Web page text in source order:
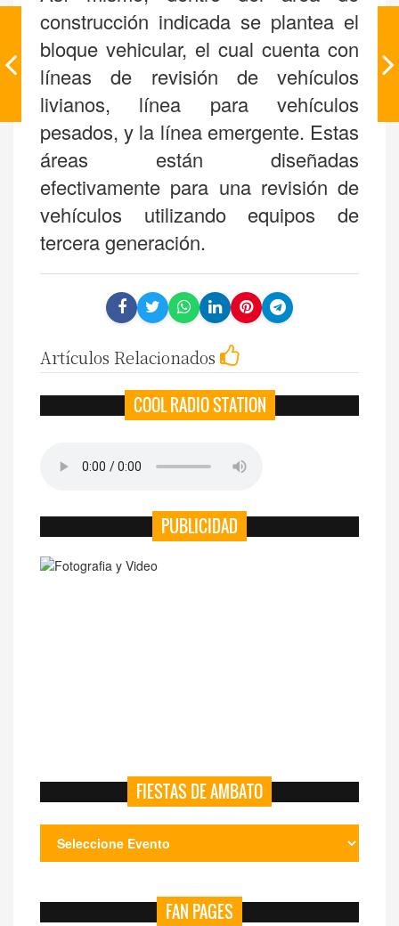
construcción indicada se plantea el
bloque vehicular, el cual cuenta con
líneas de revisión de vehículos
livianos, línea para vehículos
pesados, y la línea emergente. Estas
áreas están diseñadas
efectivamente para una revisión de
vehículos utilizando equipos de
tercera generación.
Artículos Relacionados
COOL RADIO STATION
PUBLICIDAD
FIESTAS DE AMBATO
FAN PAGES